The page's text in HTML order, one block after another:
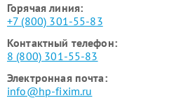
Горячая линия:
+7 (800) 301-55-83
Контактный телефон:
8 (800) 301-55-83
Электронная почта:
info@hp-fixim.ru